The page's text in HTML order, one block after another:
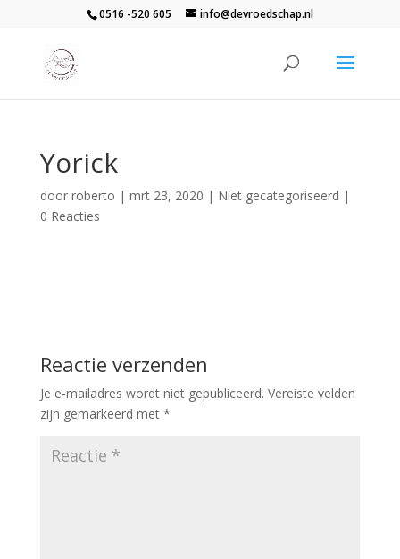
0516 -520 605 info@devroedschap.nl
Yorick
door roberto | mrt 23, 2020 | Niet gecategoriseerd |
0 Reacties
Reactie verzenden
Je e-mailadres wordt niet gepubliceerd. Vereiste velden
zijn gemarkeerd met *